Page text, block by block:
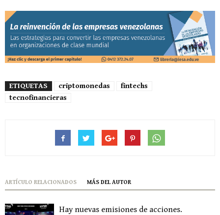
ETIQUETAS criptomonedas
fintechs
tecnofinancieras
ARTÍCULO RELACIONADOS MÁS DEL AUTOR
Hay nuevas emisiones de acciones.